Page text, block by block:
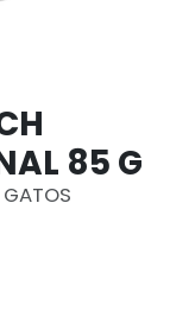
85 G
GATOS